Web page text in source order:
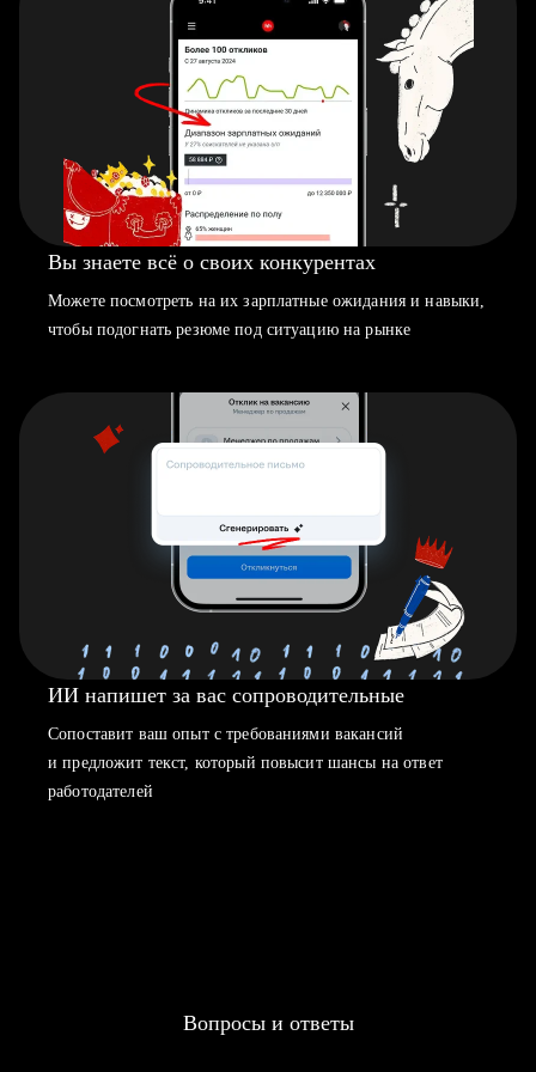
Вы знаете всё о своих конкурентах
Можете посмотреть на их зарплатные ожидания и навыки,
чтобы подогнать резюме под ситуацию на рынке
ИИ напишет за вас сопроводительные
Сопоставит ваш опыт с требованиями вакансий
и предложит текст, который повысит шансы на ответ
работодателей
Вопросы и ответы